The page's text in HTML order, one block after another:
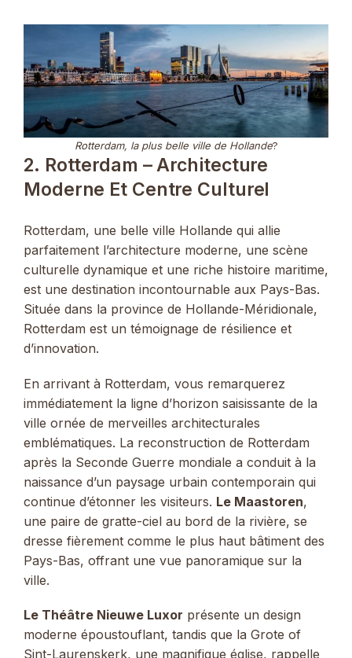
Rotterdam, la plus belle ville de Hollande?
2. Rotterdam – Architecture
Moderne Et Centre Culturel
Rotterdam, une belle ville Hollande qui allie
parfaitement l’architecture moderne, une scène
culturelle dynamique et une riche histoire maritime,
est une destination incontournable aux Pays-Bas.
Située dans la province de Hollande-Méridionale,
Rotterdam est un témoignage de résilience et
d’innovation.
En arrivant à Rotterdam, vous remarquerez
immédiatement la ligne d’horizon saisissante de la
ville ornée de merveilles architecturales
emblématiques. La reconstruction de Rotterdam
après la Seconde Guerre mondiale a conduit à la
naissance d’un paysage urbain contemporain qui
continue d’étonner les visiteurs. Le Maastoren,
une paire de gratte-ciel au bord de la rivière, se
dresse fièrement comme le plus haut bâtiment des
Pays-Bas, offrant une vue panoramique sur la
ville.
Le Théâtre Nieuwe Luxor présente un design
moderne époustouflant, tandis que la Grote of
Sint-Laurenskerk, une magnifique église, rappelle